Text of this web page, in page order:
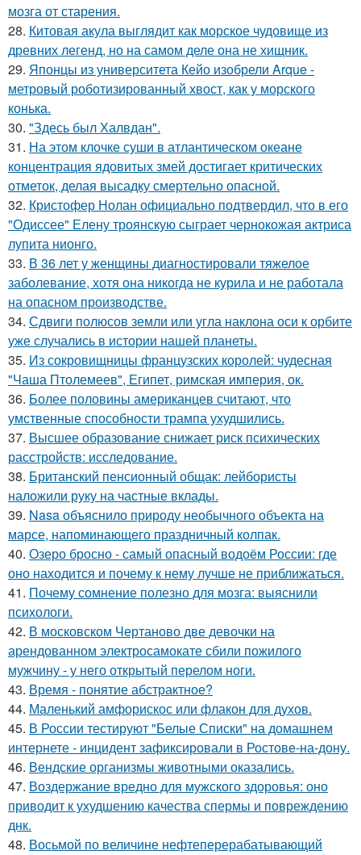
мозга от старения.
28. Китовая акула выглядит как морское чудовище из
древних легенд, но на самом деле она не хищник.
29. Японцы из университета Кейо изобрели Arque -
метровый роботизированный хвост, как у морского
конька.
30. "Здесь был Халвдан".
31. На этом клочке суши в атлантическом океане
концентрация ядовитых змей достигает критических
отметок, делая высадку смертельно опасной.
32. Кристофер Нолан официально подтвердил, что в его
"Одиссее" Елену троянскую сыграет чернокожая актриса
лупита нионго.
33. В 36 лет у женщины диагностировали тяжелое
заболевание, хотя она никогда не курила и не работала
на опасном производстве.
34. Сдвиги полюсов земли или угла наклона оси к орбите
уже случались в истории нашей планеты.
35. Из сокровищницы французских королей: чудесная
"Чаша Птолемеев", Египет, римская империя, ок.
36. Более половины американцев считают, что
умственные способности трампа ухудшились.
37. Высшее образование снижает риск психических
расстройств: исследование.
38. Британский пенсионный общак: лейбористы
наложили руку на частные вклады.
39. Nasa объяснило природу необычного объекта на
марсе, напоминающего праздничный колпак.
40. Озеро бросно - самый опасный водоём России: где
оно находится и почему к нему лучше не приближаться.
41. Почему сомнение полезно для мозга: выяснили
психологи.
42. В московском Чертаново две девочки на
арендованном электросамокате сбили пожилого
мужчину - у него открытый перелом ноги.
43. Время - понятие абстрактное?
44. Маленький амфорискос или флакон для духов.
45. В России тестируют "Белые Списки" на домашнем
интернете - инцидент зафиксировали в Ростове-на-дону.
46. Вендские организмы животными оказались.
47. Воздержание вредно для мужского здоровья: оно
приводит к ухудшению качества спермы и повреждению
днк.
48. Восьмой по величине нефтеперерабатывающий